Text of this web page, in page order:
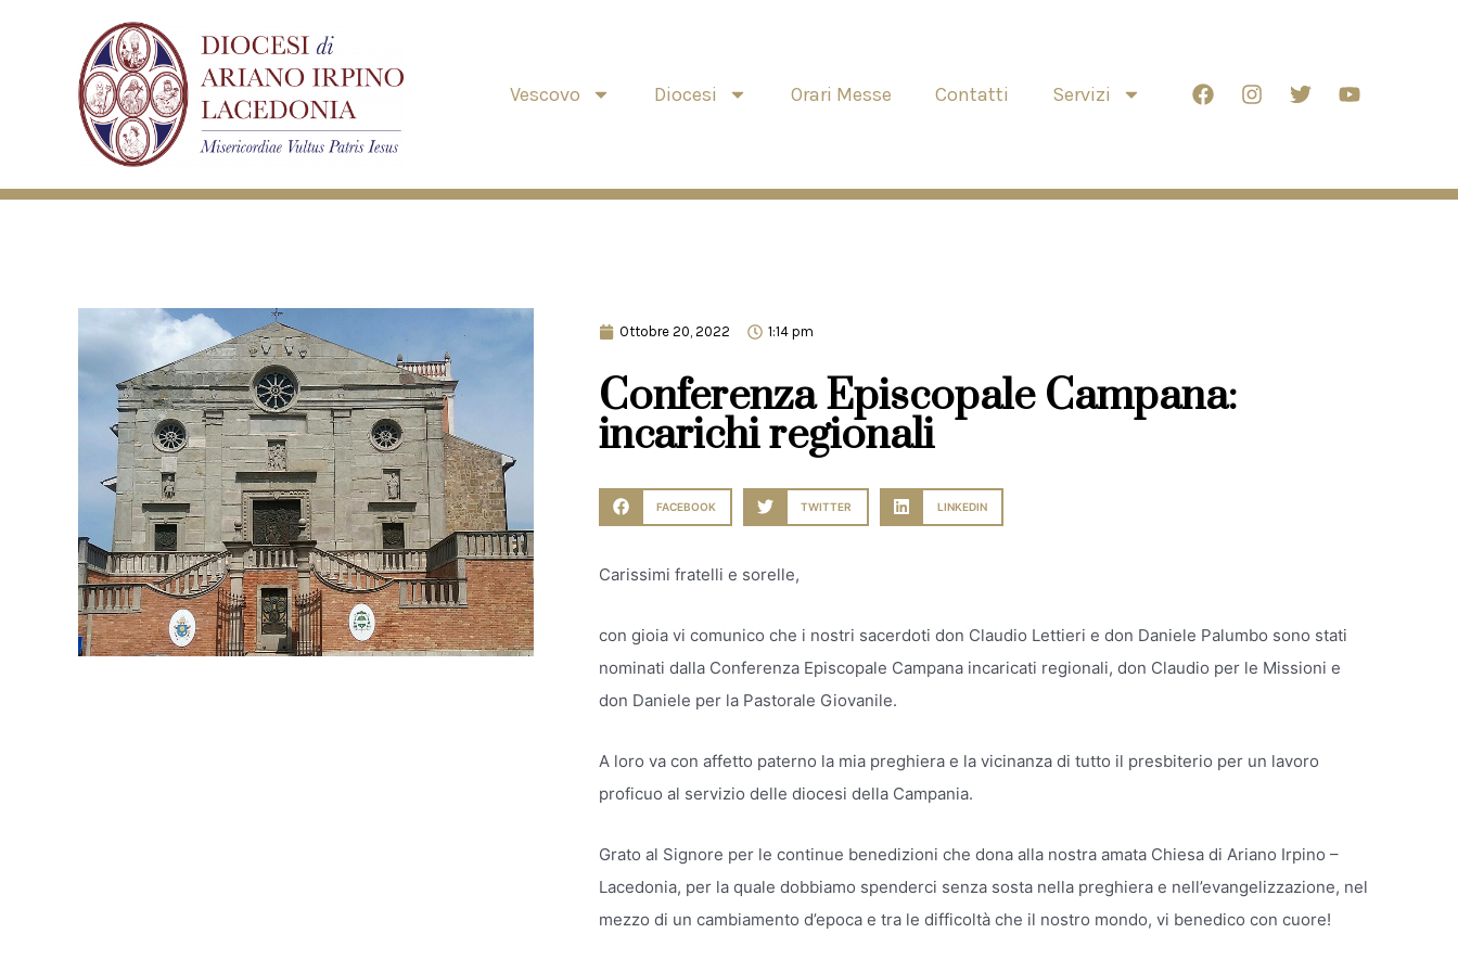
Vescovo Diocesi Orari Messe Contatti Servizi
Ottobre 20, 2022 1:14 pm
Conferenza Episcopale Campana:
incarichi regionali
FACEBOOK TWITTER LINKEDIN
Carissimi fratelli e sorelle,
con gioia vi comunico che i nostri sacerdoti don Claudio Lettieri e don Daniele Palumbo sono stati
nominati dalla Conferenza Episcopale Campana incaricati regionali, don Claudio per le Missioni e
don Daniele per la Pastorale Giovanile.
A loro va con affetto paterno la mia preghiera e la vicinanza di tutto il presbiterio per un lavoro
proficuo al servizio delle diocesi della Campania.
Grato al Signore per le continue benedizioni che dona alla nostra amata Chiesa di Ariano Irpino –
Lacedonia, per la quale dobbiamo spenderci senza sosta nella preghiera e nell’evangelizzazione, nel
mezzo di un cambiamento d’epoca e tra le difficoltà che il nostro mondo, vi benedico con cuore!